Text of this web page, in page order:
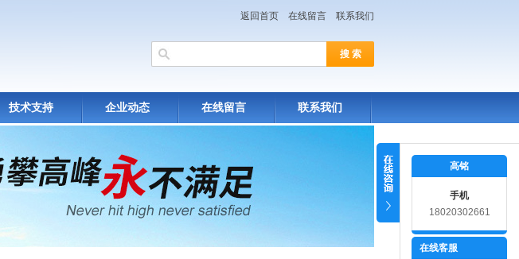
返回首页 在线留言 联系我们
技术支持 企业动态 在线留言 联系我们
高铭
手机
18020302661
在线客服